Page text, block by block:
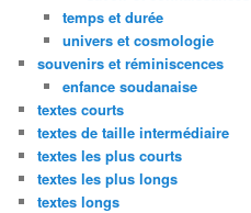
temps et durée
univers et cosmologie
souvenirs et réminiscences
enfance soudanaise
textes courts
textes de taille intermédiaire
textes les plus courts
textes les plus longs
textes longs